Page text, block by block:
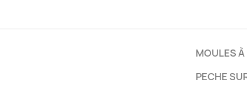
MOULES
PECHE